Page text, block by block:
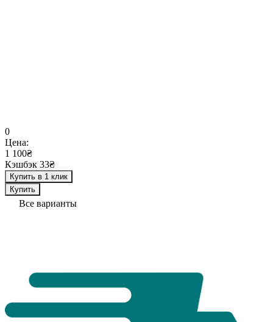
0
Цена:
1 100₴
Кэшбэк 33₴
Купить в 1 клик
Купить
Все варианты